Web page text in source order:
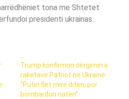
tona me Shtetet
presidenti ukrainas.
Trump konfirmon dërgimin e
raketave Patriot në Ukrainë:
“Putin flet mirë ditën, por
bombardon natën”